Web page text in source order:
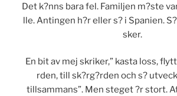
Det k?nns bara fel. Familjen m?ste
lle. Antingen h?r eller s? i Spanien.
sker.
En bit av mej skriker,” kasta loss,
rden, till sk?rg?rden och s?
tillsammans”. Men steget ?r stort.